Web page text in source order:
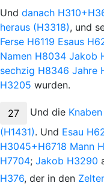
Und danach
heraus (H3318), und
Ferse H6119 Esaus
Namen H8034 Jakob
sechzig H8346 Jahre
H3205 wurden.
27 Und die Knaben
(H1431). Und Esau
H3045+H6718 Mann
H7704; Jakob H3290
H376, der in den